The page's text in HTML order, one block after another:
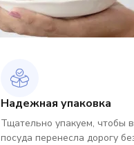
Надежная упаковка
Тщательно упакуем, чтобы
посуда перенесла дорогу